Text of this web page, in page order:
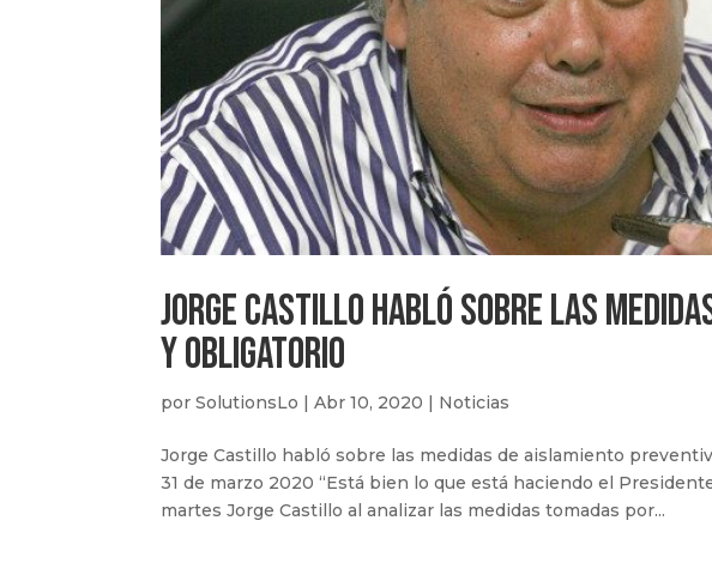
Jorge Castillo habló sobre las
y obligatorio
porSolutionsLo |Abr 10, 2020 | Noticias
Jorge Castillo habló sobre las medidas de aislamiento
31 de marzo 2020 “Está bien lo que está haciendo el
martes Jorge Castillo al analizar las medidas tomadas por...